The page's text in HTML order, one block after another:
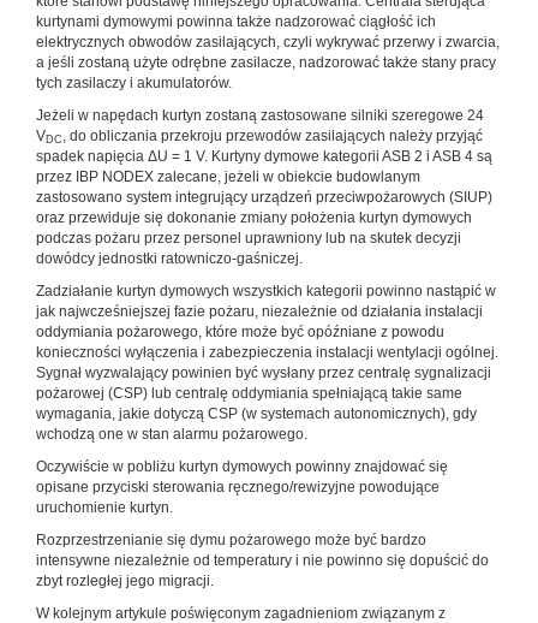
kurtynami dymowymi powinna także nadzorować ciągłość ich
elektrycznych obwodów zasilających, czyli wykrywać przerwy i zwarcia,
a jeśli zostaną użyte odrębne zasilacze, nadzorować także stany pracy
tych zasilaczy i akumulatorów.
Jeżeli w napędach kurtyn zostaną zastosowane silniki szeregowe 24
VDC , do obliczania przekroju przewodów zasilających należy przyjąć
spadek napięcia ΔU = 1 V. Kurtyny dymowe kategorii ASB 2 i ASB 4 są
przez IBP NODEX zalecane, jeżeli w obiekcie budowlanym
zastosowano system integrujący urządzeń przeciwpożarowych (SIUP)
oraz przewiduje się dokonanie zmiany położenia kurtyn dymowych
podczas pożaru przez personel uprawniony lub na skutek decyzji
dowódcy jednostki ratowniczo-gaśniczej.
Zadziałanie kurtyn dymowych wszystkich kategorii powinno nastąpić w
jak najwcześniejszej fazie pożaru, niezależnie od działania instalacji
oddymiania pożarowego, które może być opóźniane z powodu
konieczności wyłączenia i zabezpieczenia instalacji wentylacji ogólnej.
Sygnał wyzwalający powinien być wysłany przez centralę sygnalizacji
pożarowej (CSP) lub centralę oddymiania spełniającą takie same
wymagania, jakie dotyczą CSP (w systemach autonomicznych), gdy
wchodzą one w stan alarmu pożarowego.
Oczywiście w pobliżu kurtyn dymowych powinny znajdować się
opisane przyciski sterowania ręcznego/rewizyjne powodujące
uruchomienie kurtyn.
Rozprzestrzenianie się dymu pożarowego może być bardzo
intensywne niezależnie od temperatury i nie powinno się dopuścić do
zbyt rozległej jego migracji.
W kolejnym artykule poświęconym zagadnieniom związanym z